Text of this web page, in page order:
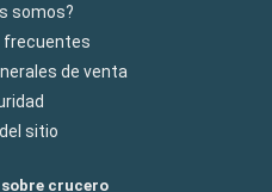
somos?
frecuentes
de venta
sitio
crucero